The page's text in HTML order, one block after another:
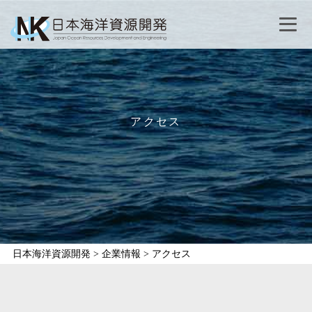
アクセス
日本海洋資源開発 > 企業情報 > アクセス